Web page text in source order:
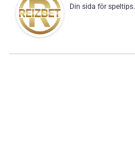
Din sida för speltips.